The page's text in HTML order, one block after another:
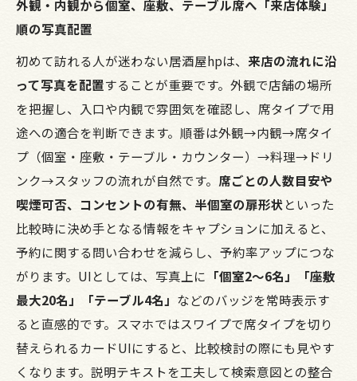
外観・内観から個室、座敷、テーブル席へ「来店体験」
順の写真配置
初めて訪れる人が迷わない居酒屋hpは、 来店の流れに沿
って写真を配置することが重要です。外観で店舗の場所
を把握し、入口や内観で雰囲気を確認し、席タイプで用
途への適合を判断できます。順番は外観→内観→席タイ
プ（個室・座敷・テーブル・カウンター）→料理→ドリ
ンク→スタッフの流れが自然です。 席ごとの人数目安や
喫煙可否、コンセントの有無、半個室の扉形状といった
比較時に決め手となる情報をキャプションに加えると、
予約に関する問い合わせを減らし、予約率アップにつな
がります。UIとしては、写真上に 「個室2〜6名」「座敷
最大20名」「テーブル4名」 などのバッジを常時表示す
ると直感的です。スマホではスワイプで席タイプを切り
替えられるカードUIにすると、比較検討の際にも見やす
くなります。説明テキストを工夫して検索意図との整合